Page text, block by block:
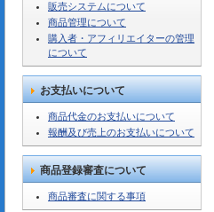
販売システムについて
商品管理について
購入者・アフィリエイターの管理
について
お支払いについて
商品代金のお支払いについて
報酬及び売上のお支払いについて
商品登録審査について
商品審査に関する事項